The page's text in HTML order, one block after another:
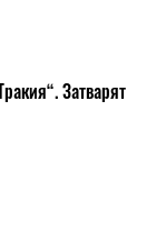
Затварят